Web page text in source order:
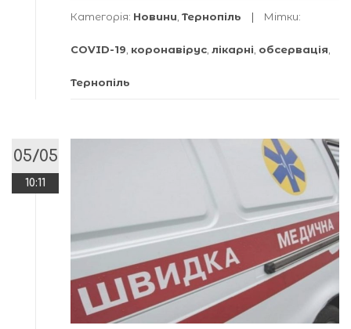
Категорія: Новини Тернопіль Мітки:
COVID-19 коронавірус лікарні обсервація
Тернопіль
05/05
10:11